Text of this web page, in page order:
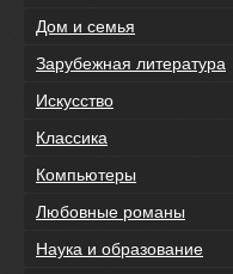
Дом и семья
Зарубежная литература
Искусство
Классика
Компьютеры
Любовные романы
Наука и образование